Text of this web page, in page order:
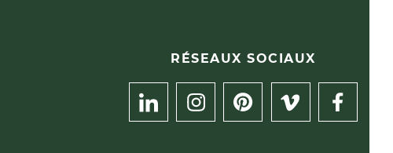
RÉSEAUX SOCIAUX